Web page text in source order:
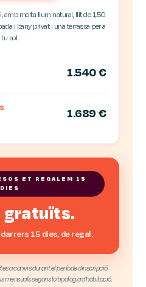
amb molta llum natural, llit de 1,50
i bany privat i una terrassa per a
tu sol.
1.540 €
1.689 €
ET REGALEM 15
DIES
gratuïts.
15 dies, de regal.
a canvis durant el període dinscripció
mensuals segons la tipologia d'habitació.